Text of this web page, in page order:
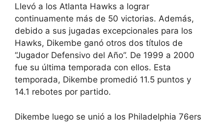
Llevó a los Atlanta Hawks a lograr
continuamente más de 50 victorias. Además,
debido a sus jugadas excepcionales para los
Hawks, Dikembe ganó otros dos títulos de
“Jugador Defensivo del Año”. De 1999 a 2000
fue su última temporada con ellos. Esta
temporada, Dikembe promedió 11.5 puntos y
14.1 rebotes por partido.
Dikembe luego se unió a los Philadelphia 76ers